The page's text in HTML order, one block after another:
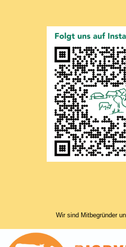
Wir sind Mitbegründer